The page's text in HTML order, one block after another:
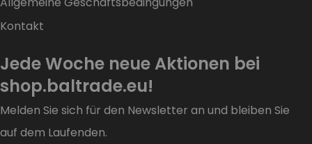
Kontakt
Jede Woche neue Aktionen bei
shop.baltrade.eu!
Melden Sie sich für den Newsletter an und bleiben Sie
auf dem Laufenden.